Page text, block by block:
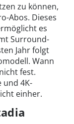
zu können,
Abos. Dieses
es
Surround-
Jahr folgt
Wann
fest.
und 4K-
einher.